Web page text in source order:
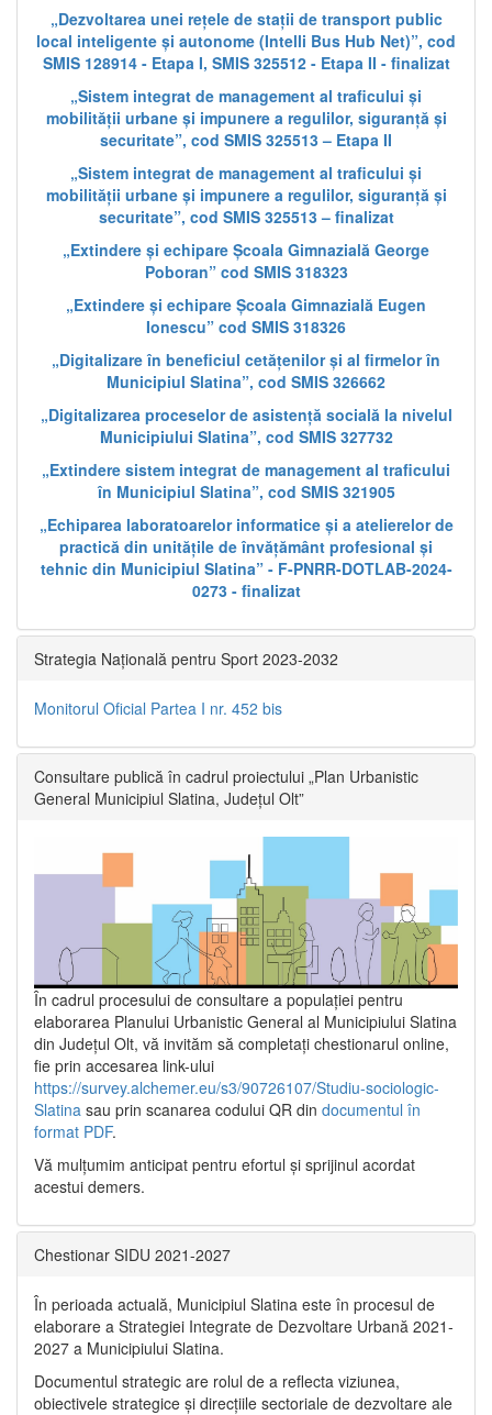
„Dezvoltarea unei rețele de stații de transport public
local inteligente și autonome (Intelli Bus Hub Net)”, cod
SMIS 128914 - Etapa I, SMIS 325512 - Etapa II - finalizat
„Sistem integrat de management al traficului și
mobilității urbane și impunere a regulilor, siguranță și
securitate”, cod SMIS 325513 – Etapa II
„Sistem integrat de management al traficului și
mobilității urbane și impunere a regulilor, siguranță și
securitate”, cod SMIS 325513 – finalizat
„Extindere și echipare Școala Gimnazială George
Poboran” cod SMIS 318323
„Extindere și echipare Școala Gimnazială Eugen
Ionescu” cod SMIS 318326
„Digitalizare în beneficiul cetățenilor și al firmelor în
Municipiul Slatina”, cod SMIS 326662
„Digitalizarea proceselor de asistență socială la nivelul
Municipiului Slatina”, cod SMIS 327732
„Extindere sistem integrat de management al traficului
în Municipiul Slatina”, cod SMIS 321905
„Echiparea laboratoarelor informatice și a atelierelor de
practică din unitățile de învățământ profesional și
tehnic din Municipiul Slatina” - F-PNRR-DOTLAB-2024-
0273 - finalizat
Strategia Națională pentru Sport 2023-2032
Monitorul Oficial Partea I nr. 452 bis
Consultare publică în cadrul proiectului „Plan Urbanistic
General Municipiul Slatina, Județul Olt”
În cadrul procesului de consultare a populaţiei pentru
elaborarea Planului Urbanistic General al Municipiului Slatina
din Județul Olt, vă invităm să completați chestionarul online,
fie prin accesarea link-ului
https://survey.alchemer.eu/s3/90726107/Studiu-sociologic-
Slatina sau prin scanarea codului QR din documentul în
format PDF.
Vă mulţumim anticipat pentru efortul şi sprijinul acordat
acestui demers.
Chestionar SIDU 2021-2027
În perioada actuală, Municipiul Slatina este în procesul de
elaborare a Strategiei Integrate de Dezvoltare Urbană 2021‐
2027 a Municipiului Slatina.
Documentul strategic are rolul de a reflecta viziunea,
obiectivele strategice și direcțiile sectoriale de dezvoltare ale